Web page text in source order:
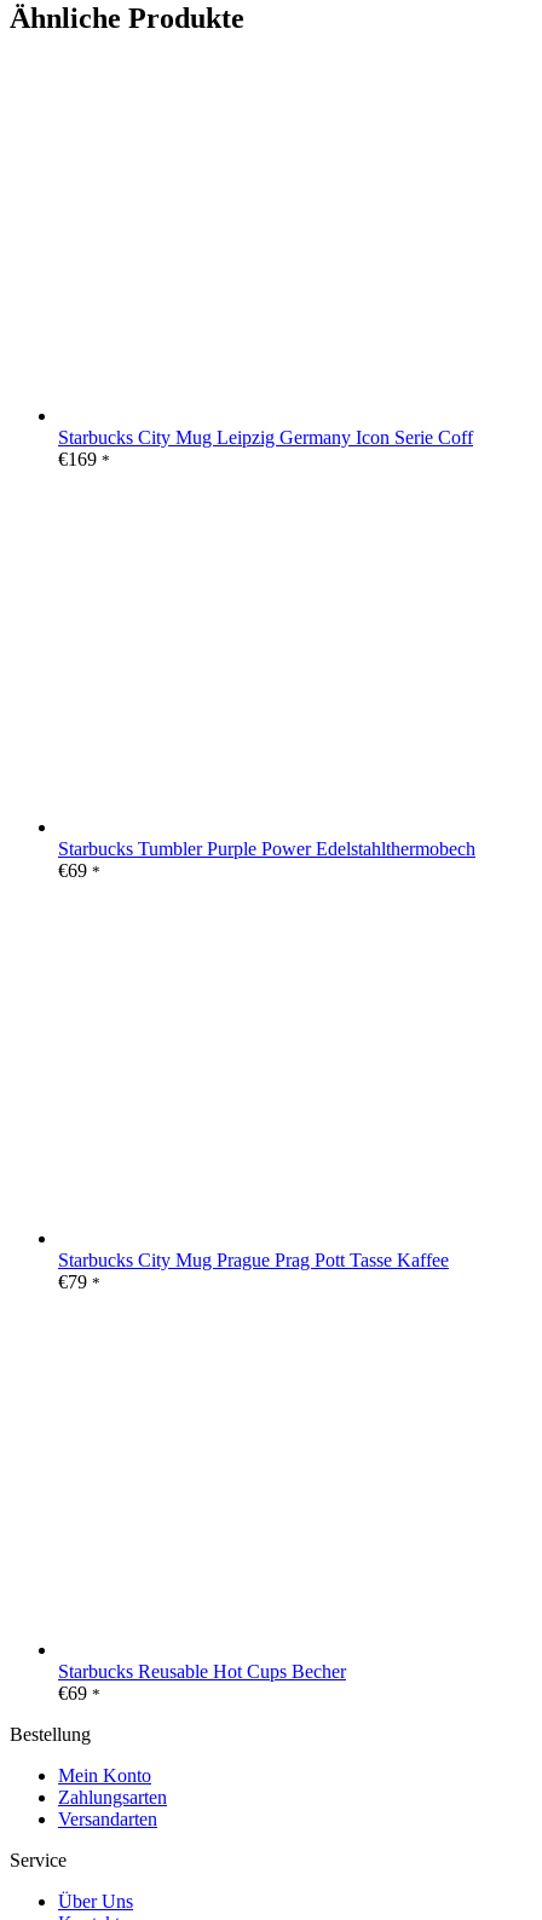
Ähnliche Produkte
Starbucks City Mug Leipzig Germany Icon Serie Coff
€169 *
Starbucks Tumbler Purple Power Edelstahlthermobech
€69 *
Starbucks City Mug Prague Prag Pott Tasse Kaffee
€79 *
Starbucks Reusable Hot Cups Becher
€69 *
Bestellung
Mein Konto
Zahlungsarten
Versandarten
Service
Über Uns